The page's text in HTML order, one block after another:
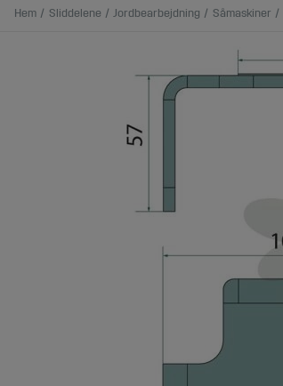
Hem Sliddelene Jordbearbejdning Såmaskiner